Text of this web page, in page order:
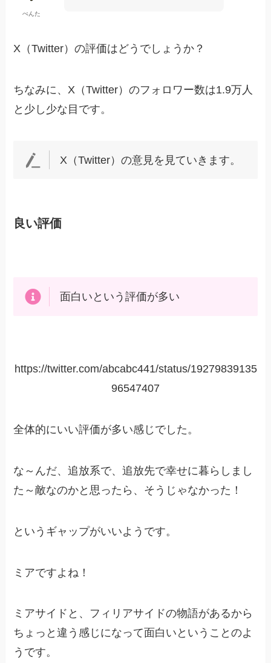
ぺんた
X（Twitter）の評価はどうでしょうか？
ちなみに、X（Twitter）のフォロワー数は1.9万人
と少し少な目です。
X（Twitter）の意見を見ていきます。
良い評価
面白いという評価が多い
https://twitter.com/abcabc441/status/19279839135
96547407
全体的にいい評価が多い感じでした。
な～んだ、追放系で、追放先で幸せに暮らしまし
た～敵なのかと思ったら、そうじゃなかった！
というギャップがいいようです。
ミアですよね！
ミアサイドと、フィリアサイドの物語があるから
ちょっと違う感じになって面白いということのよ
うです。